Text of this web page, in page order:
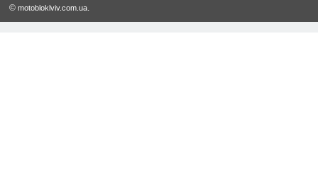
© motobloklviv.com.ua.